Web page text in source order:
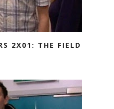
2X01: THE FIELD